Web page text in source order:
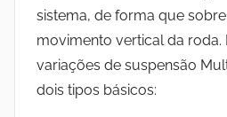
sistema, de forma que
movimento vertical da roda.
variações de suspensão
dois tipos básicos: